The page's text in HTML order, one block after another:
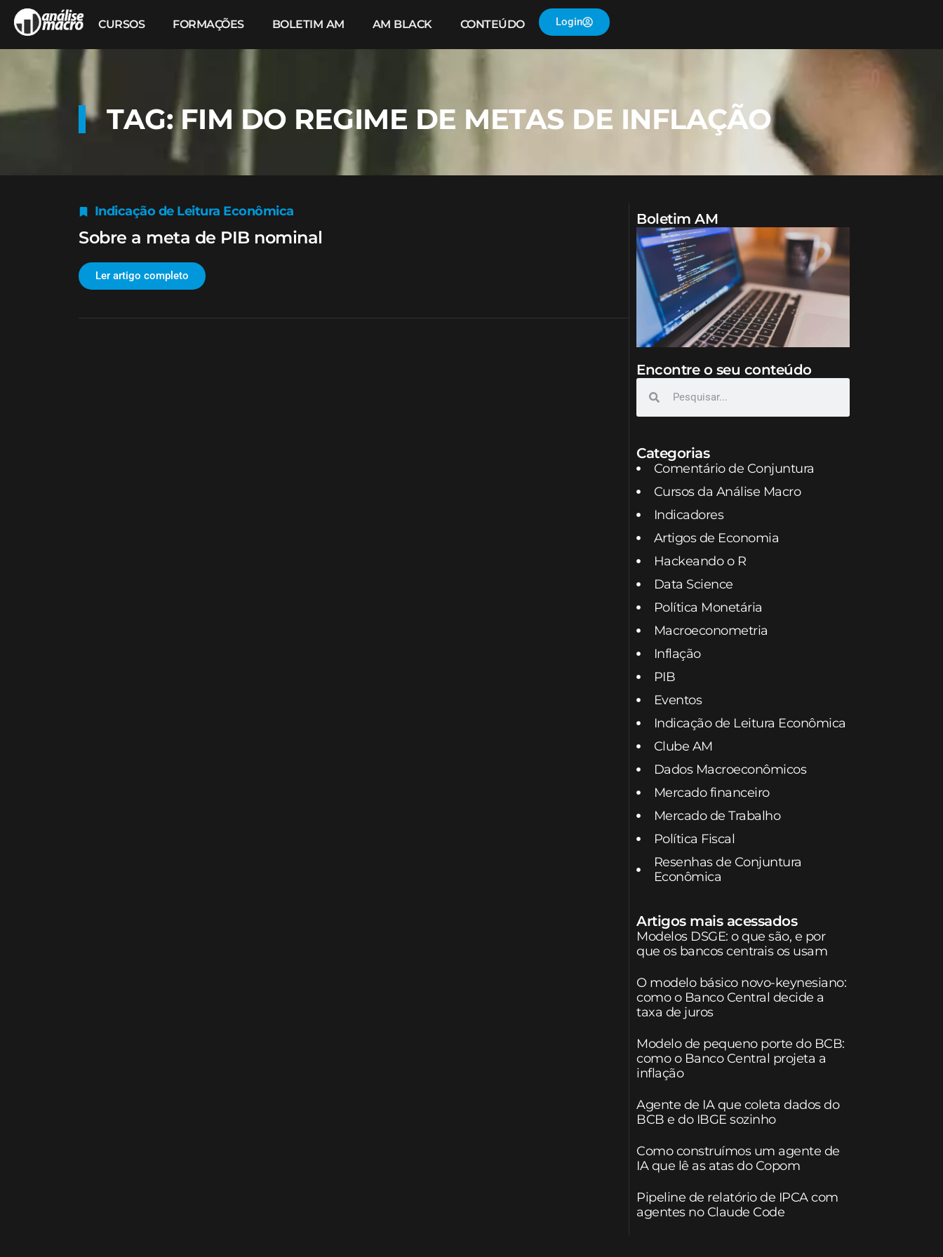
CURSOS FORMAÇÕES BOLETIM AM AM BLACK CONTEÚDO Login
TAG: FIM DO REGIME DE METAS DE INFLAÇÃO
Indicação de Leitura Econômica
Sobre a meta de PIB nominal
Ler artigo completo
Boletim AM
Encontre o seu conteúdo
Categorias
Comentário de Conjuntura
Cursos da Análise Macro
Indicadores
Artigos de Economia
Hackeando o R
Data Science
Política Monetária
Macroeconometria
Inflação
PIB
Eventos
Indicação de Leitura Econômica
Clube AM
Dados Macroeconômicos
Mercado financeiro
Mercado de Trabalho
Política Fiscal
Resenhas de Conjuntura
Econômica
Artigos mais acessados
Modelos DSGE: o que são, e por
que os bancos centrais os usam
O modelo básico novo-keynesiano:
como o Banco Central decide a
taxa de juros
Modelo de pequeno porte do BCB:
como o Banco Central projeta a
inflação
Agente de IA que coleta dados do
BCB e do IBGE sozinho
Como construímos um agente de
IA que lê as atas do Copom
Pipeline de relatório de IPCA com
agentes no Claude Code